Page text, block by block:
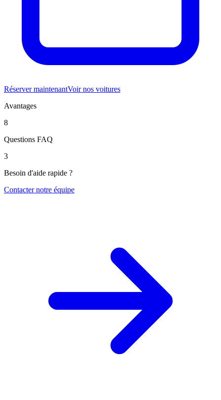
Réserver maintenantVoir nos voitures
Avantages
8
Questions FAQ
3
Besoin d'aide rapide ?
Contacter notre équipe